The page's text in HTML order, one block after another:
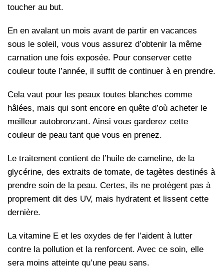
toucher au but.
En en avalant un mois avant de partir en vacances
sous le soleil, vous vous assurez d’obtenir la même
carnation une fois exposée. Pour conserver cette
couleur toute l’année, il suffit de continuer à en prendre.
Cela vaut pour les peaux toutes blanches comme
hâlées, mais qui sont encore en quête d’où acheter le
meilleur autobronzant. Ainsi vous garderez cette
couleur de peau tant que vous en prenez.
Le traitement contient de l’huile de cameline, de la
glycérine, des extraits de tomate, de tagètes destinés à
prendre soin de la peau. Certes, ils ne protègent pas à
proprement dit des UV, mais hydratent et lissent cette
dernière.
La vitamine E et les oxydes de fer l’aident à lutter
contre la pollution et la renforcent. Avec ce soin, elle
sera moins atteinte qu’une peau sans.